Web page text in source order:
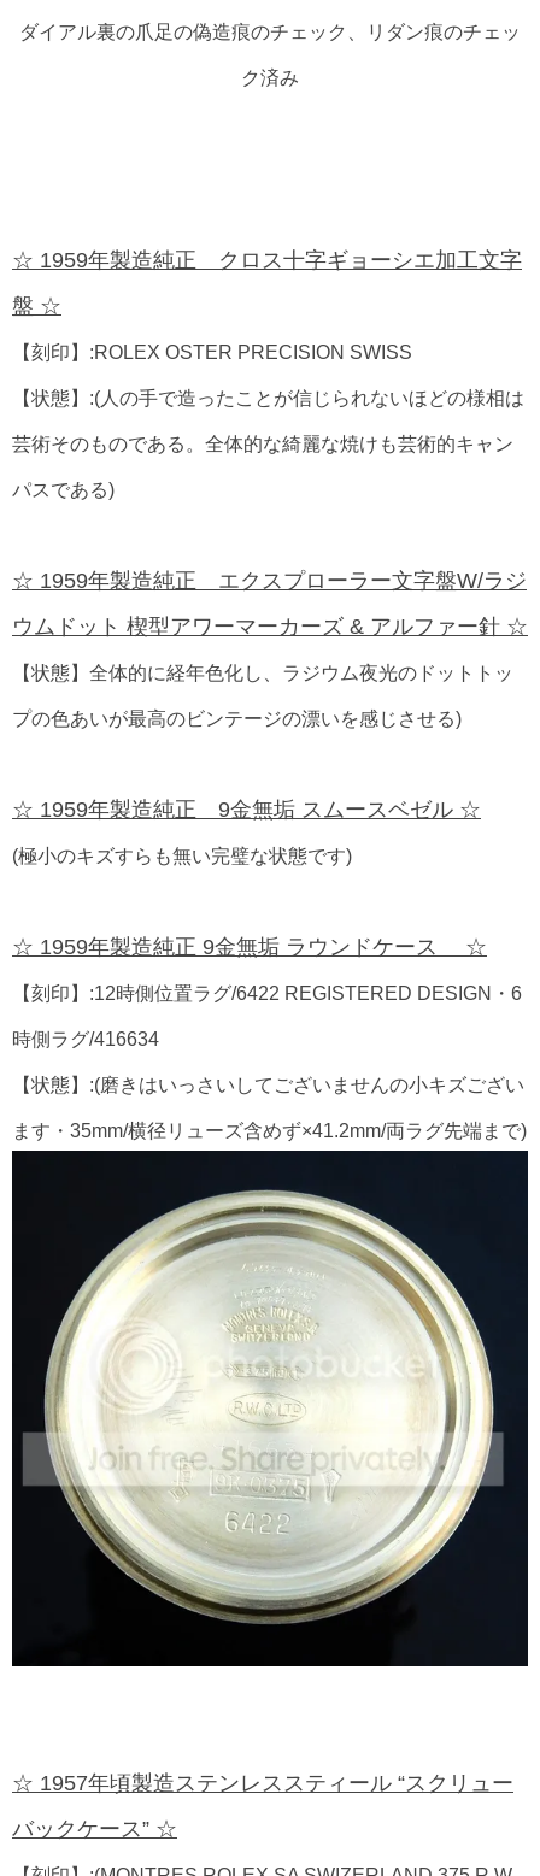
ダイアル裏の爪足の偽造痕のチェック、リダン痕のチェッ
ク済み
☆ 1959年製造純正 クロス十字ギョーシエ加工文字
盤 ☆
【刻印】:ROLEX OSTER PRECISION SWISS
【状態】:(人の手で造ったことが信じられないほどの様相は
芸術そのものである。全体的な綺麗な焼けも芸術的キャン
パスである)
☆ 1959年製造純正 エクスプローラー文字盤W/ラジ
ウムドット 楔型アワーマーカーズ & アルファー針 ☆
【状態】全体的に経年色化し、ラジウム夜光のドットトッ
プの色あいが最高のビンテージの漂いを感じさせる)
☆ 1959年製造純正 9金無垢 スムースベゼル ☆
(極小のキズすらも無い完璧な状態です)
☆ 1959年製造純正 9金無垢 ラウンドケース ☆
【刻印】:12時側位置ラグ/6422 REGISTERED DESIGN・6
時側ラグ/416634
【状態】:(磨きはいっさいしてございませんの小キズござい
ます・35mm/横径リューズ含めず×41.2mm/両ラグ先端まで)
☆ 1957年頃製造ステンレススティール “スクリュー
バックケース” ☆